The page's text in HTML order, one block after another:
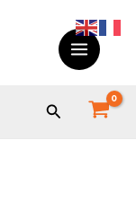
Search